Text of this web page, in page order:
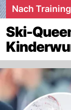
Nach
Ski-